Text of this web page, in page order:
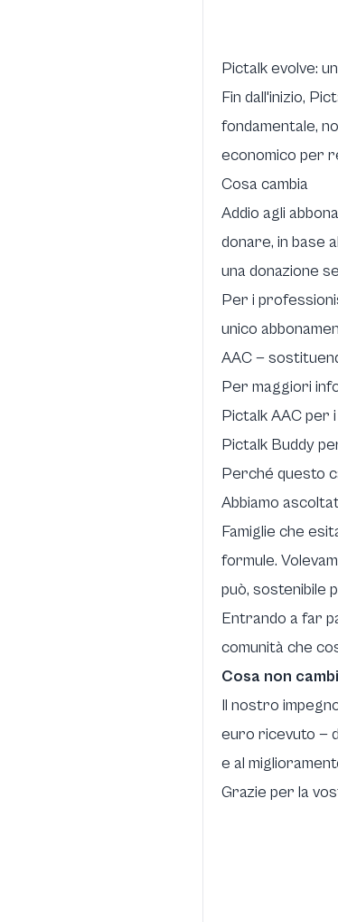
Pictalk evolve:
Fin dall'inizio,
fondamentale,
economico per
Cosa cambia
Addio agli
donare, in base
una donazione
Per i
unico
AAC —
Per maggiori
Pictalk AAC per
Pictalk Buddy
Perché questo
Abbiamo
Famiglie che
formule.
può, sostenibile
Entrando a far
comunità che
Cosa non
Il nostro
euro ricevuto —
e al
Grazie per la